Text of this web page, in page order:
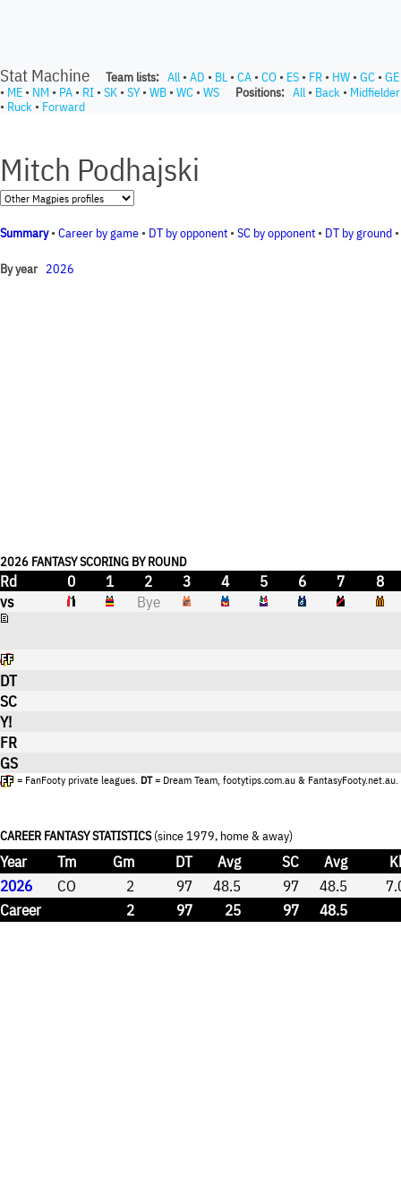
Stat Machine Team lists: All • AD • BL • CA • CO • ES • FR • HW • GC • GE
• ME • NM • PA • RI • SK • SY• WB • WC • WS Positions: All • Back • Midfielder
• Ruck • Forward